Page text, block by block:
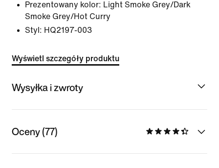
Prezentowany kolor: Light Smoke Grey/Dark
Smoke Grey/Hot Curry
Styl: HQ2197-003
Wyświetl szczegóły produktu
Wysyłka i zwroty
Oceny (77)